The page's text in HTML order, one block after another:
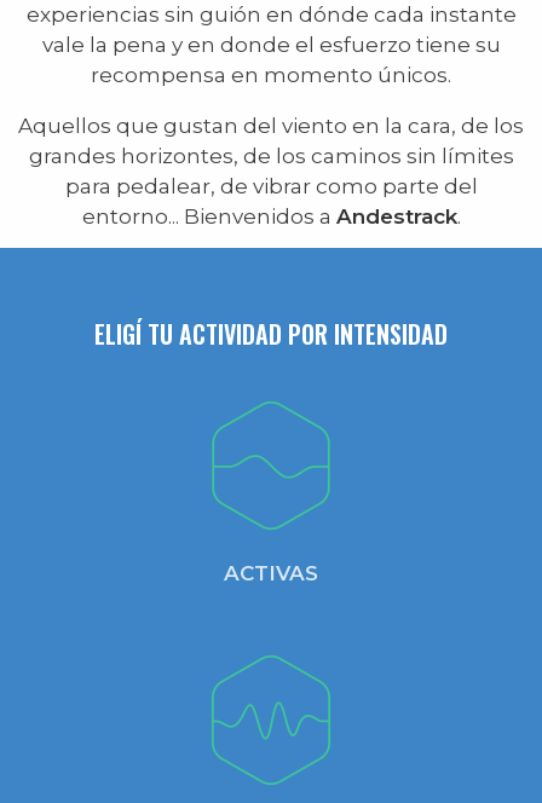
experiencias sin guión en dónde cada instante
vale la pena y en donde el esfuerzo tiene su
recompensa en momento únicos.
Aquellos que gustan del viento en la cara, de los
grandes horizontes, de los caminos sin límites
para pedalear, de vibrar como parte del
entorno... Bienvenidos a Andestrack.
ELIGÍ TU ACTIVIDAD POR INTENSIDAD
ACTIVAS